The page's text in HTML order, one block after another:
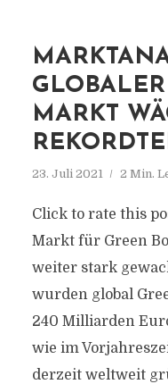
MARKT
23. Juli 2021 2 Min.
Click to rate this
Markt für Green
weiter stark
wurden global
240 Milliarden
wie im
derzeit weltweit